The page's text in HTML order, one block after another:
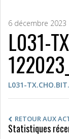
6 décembre 2023
L031-
L031-
RETOUR AUX
Statistiques